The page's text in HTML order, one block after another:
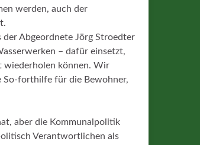
werden, auch der
der Abgeordnete Jörg Stroedter
– dafür einsetzt,
wiederholen können. Wir
So-forthilfe für die Bewohner,
aber die Kommunalpolitik
Verantwortlichen als